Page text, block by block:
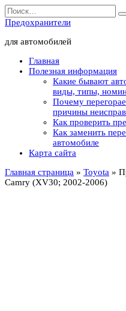
Перейти
к
содержанию
Search
for:
Предохранители
для автомобилей
Главная
Полезная информация
Какие бывают
виды, типы,
Почему
причины
Как проверить
Как заменить
автомобиле
Карта сайта
Главная страница » Toyota »
Camry (XV30; 2002-2006)